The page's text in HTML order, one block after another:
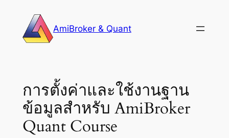
content
AmiBroker & Quant
การตั้งค่าและใช้งานฐาน
ข้อมูลสำหรับ AmiBroker
Quant Course